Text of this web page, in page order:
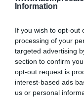
Information
If you wish to opt-out
processing of your
targeted advertising
section to confirm
opt-out request is
interest-based ads
us or personal
Ballester
l'acord
De fet, durant la
que aquesta